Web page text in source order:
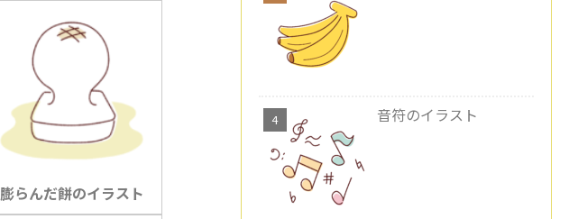
膨らんだ餅のイラスト
音符のイラスト